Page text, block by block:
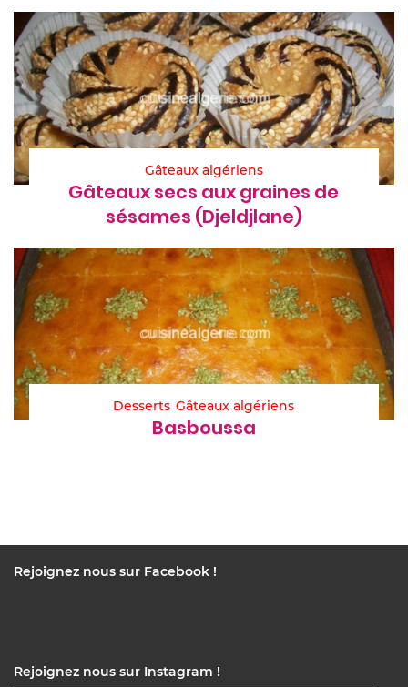
Gâteaux algériens
Gâteaux secs aux graines de
sésames (Djeldjlane)
Desserts Gâteaux algériens
Basboussa
Rejoignez nous sur Facebook !
Rejoignez nous sur Instagram !